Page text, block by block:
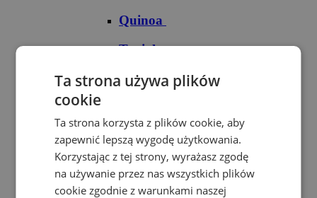
Quinoa
Tapioka
Ryże
Ryż basmati
Ryż biały
Ryż brązowy
Ta strona używa plików
cookie
Ta strona korzysta z plików cookie, aby
zapewnić lepszą wygodę użytkowania.
Korzystając z tej strony, wyrażasz zgodę
na używanie przez nas wszystkich plików
cookie zgodnie z warunkami naszej